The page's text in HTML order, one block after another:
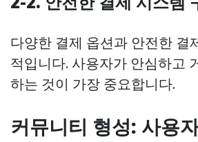
다양한 결제 옵션과 안전한 결
적입니다. 사용자가 안심하고
하는 것이 가장 중요합니다.
커뮤니티 형성: 사용